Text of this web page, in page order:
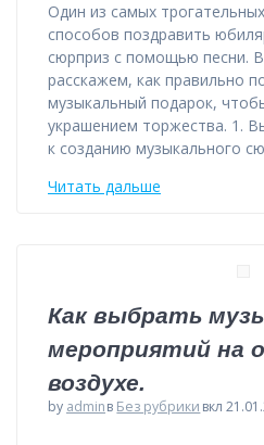
Один из самых
способов поздравить
сюрприз с помощью песни.
расскажем, как правильно
музыкальный подарок,
украшением торжества. 1.
к созданию музыкального
Читать дальше
Как выбрать
мероприятий на
воздухе.
by adminв Без рубрики вкл